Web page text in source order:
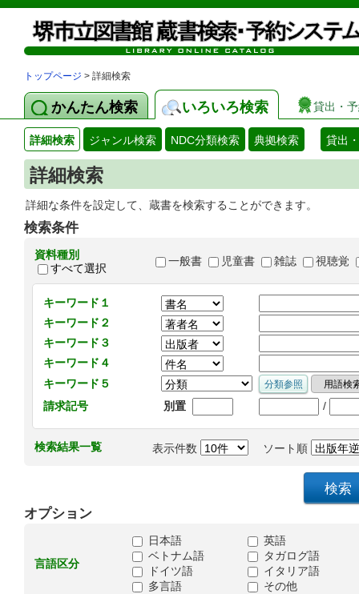
トップページ > 詳細検索
かんたん検索 いろいろ検索 貸出・
詳細検索 ジャンル検索 NDC分類検索 典拠検索 貸出
詳細検索
詳細な条件を設定して、蔵書を検索することができます。
検索条件
資料種別
すべて選択
一般書 児童書 雑誌 視聴覚
キーワード１
キーワード２
キーワード３
キーワード４
キーワード５
請求記号
別置 /
検索結果一覧 表示件数 ソート順
オプション
言語区分
日本語
英語
ベトナム語
タガログ語
ドイツ語
イタリア語
多言語
その他